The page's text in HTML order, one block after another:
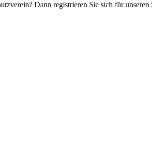
Dann registrieren Sie sich für